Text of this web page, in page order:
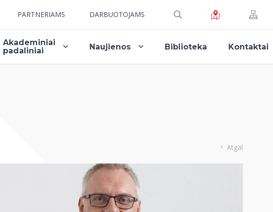
PARTNERIAMS DARBUOTOJAMS
Akademiniai
padaliniai
Naujienos Biblioteka Kontaktai
Atgal